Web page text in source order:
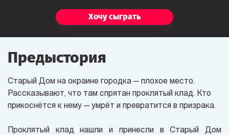
Хочу сыграть
Предыстория
Старый Дом на окраине городка — плохое место.
Рассказывают, что там спрятан проклятый клад. Кто
прикоснётся к нему — умрёт и превратится в призрака.
Проклятый клад нашли и принесли в Старый Дом